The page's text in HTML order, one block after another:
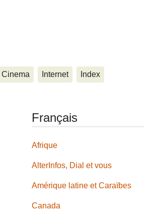
Cinema Internet Index
Français
Afrique
AlterInfos, Dial et vous
Amérique latine et Caraïbes
Canada